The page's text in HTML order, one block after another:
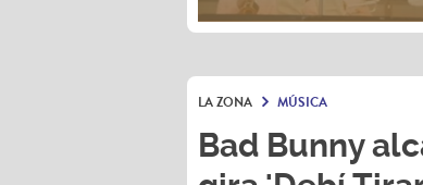
LA ZONA MÚSICA
Bad Bunny
gira 'Debí